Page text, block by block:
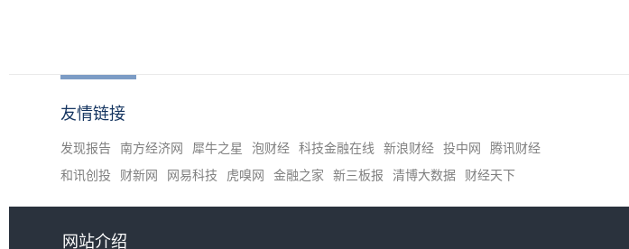
友情链接
发现报告 南方经济网 犀牛之星 泡财经 科技金融在线 新浪财经 投中网
腾讯财经
和讯创投
财新网 网易科技 虎嗅网 金融之家 新三板报 清博大数据 财经天下
网站介绍